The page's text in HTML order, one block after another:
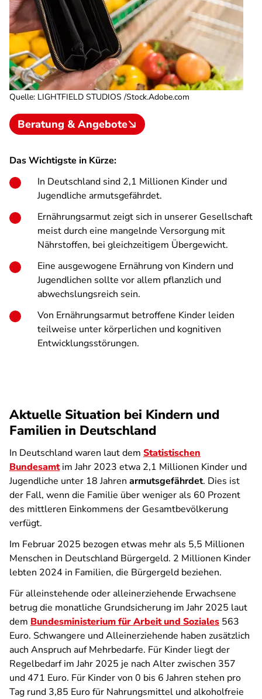
Quelle: LIGHTFIELD STUDIOS /Stock.Adobe.com
Beratung & Angebote
Das Wichtigste in Kürze:
In Deutschland sind 2,1 Millionen Kinder und
Jugendliche armutsgefährdet.
Ernährungsarmut zeigt sich in unserer Gesellschaft
meist durch eine mangelnde Versorgung mit
Nährstoffen, bei gleichzeitigem Übergewicht.
Eine ausgewogene Ernährung von Kindern und
Jugendlichen sollte vor allem pflanzlich und
abwechslungsreich sein.
Von Ernährungsarmut betroffene Kinder leiden
teilweise unter körperlichen und kognitiven
Entwicklungsstörungen.
Aktuelle Situation bei Kindern und
Familien in Deutschland
In Deutschland waren laut dem Statistischen
Bundesamtim Jahr 2023 etwa 2,1 Millionen Kinder und
Jugendliche unter 18 Jahren armutsgefährdet. Dies ist
der Fall, wenn die Familie über weniger als 60 Prozent
des mittleren Einkommens der Gesamtbevölkerung
verfügt.
Im Februar 2025 bezogen etwas mehr als 5,5 Millionen
Menschen in Deutschland Bürgergeld. 2 Millionen Kinder
lebten 2024 in Familien, die Bürgergeld beziehen.
Für alleinstehende oder alleinerziehende Erwachsene
betrug die monatliche Grundsicherung im Jahr 2025 laut
dem Bundesministerium für Arbeit und Soziales 563
Euro. Schwangere und Alleinerziehende haben zusätzlich
auch Anspruch auf Mehrbedarfe. Für Kinder liegt der
Regelbedarf im Jahr 2025 je nach Alter zwischen 357
und 471 Euro. Für Kinder von 0 bis 6 Jahren stehen pro
Tag rund 3,85 Euro für Nahrungsmittel und alkoholfreie